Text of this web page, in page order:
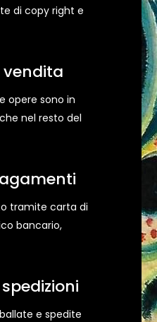
di copy right e
opere sono in
nel resto del
tramite carta di
bancario,
e spedite